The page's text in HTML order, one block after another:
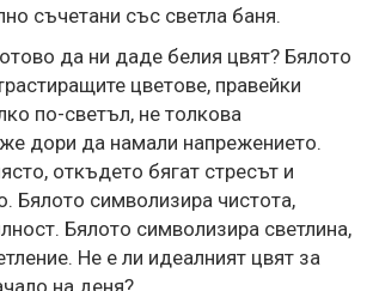
съчетани със светла баня.
да ни даде белия цвят? Бялото
цветове, правейки
по-светъл, не толкова
дори да намали напрежението.
откъдето бягат стресът и
Бялото символизира чистота,
Бялото символизира светлина,
Не е ли идеалният цвят за
на деня?